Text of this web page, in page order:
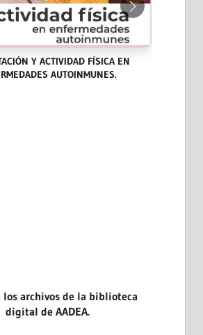
Y ACTIVIDAD FÍSICA EN
AUTOINMUNES.
los archivos de la biblioteca
digital de AADEA.